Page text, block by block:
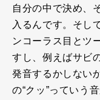
自分の中で決め、
入るんです。そし
ンコーラス目とツ
すし、例えばサビ
発音するかしない
の“クッ”っていう